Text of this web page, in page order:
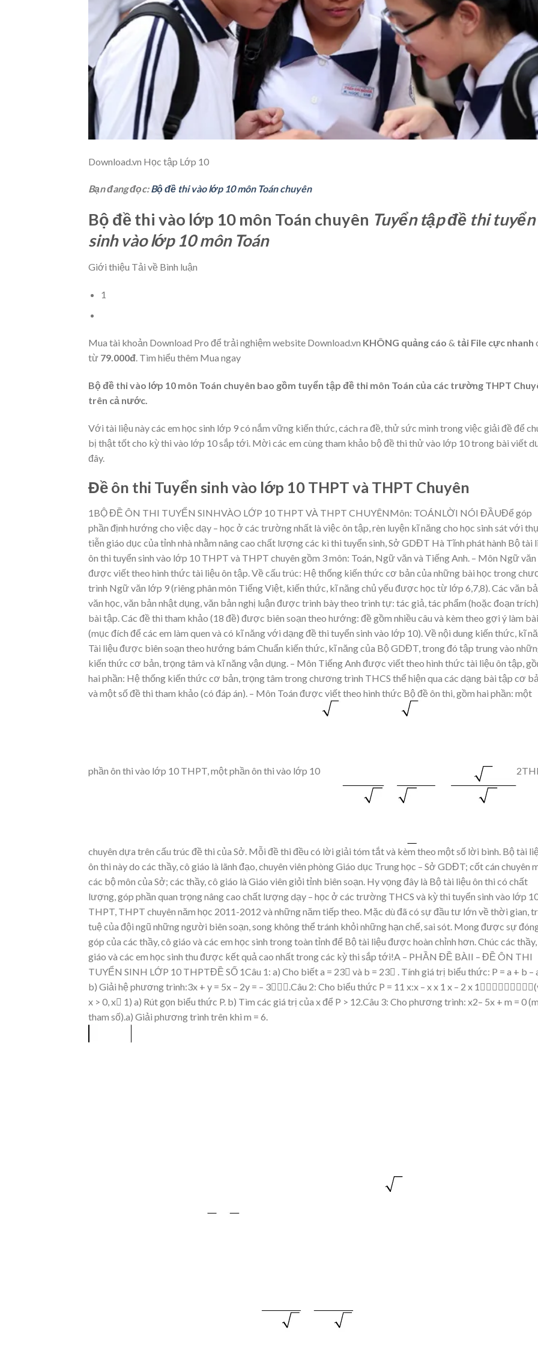
Download.vn Học tập Lớp 10
Bạn đang đọc:Bộ đề thi vào lớp 10 môn Toán chuyên
Bộ đề thi vào lớp 10 môn Toán chuyên Tuyển tập đề thi tuyển
sinh vào lớp 10 môn Toán
Giới thiệu Tải về Bình luận
1
Mua tài khoản Download Pro để trải nghiệm website Download.vn KHÔNG quảng cáo & tải File cực nhanh
từ 79.000đ. Tìm hiểu thêm Mua ngay
Bộ đề thi vào lớp 10 môn Toán chuyên bao gồm tuyển tập đề thi môn Toán của các trường THPT
trên cả nước.
Với tài liệu này các em học sinh lớp 9 có nắm vững kiến thức, cách ra đề, thử sức mình trong việc giải đề để
bị thật tốt cho kỳ thi vào lớp 10 sắp tới. Mời các em cùng tham khảo bộ đề thi thử vào lớp 10 trong bài viết
đây.
Đề ôn thi Tuyển sinh vào lớp 10 THPT và THPT Chuyên
1BỘ ĐỀ ÔN THI TUYỂN SINHVÀO LỚP 10 THPT VÀ THPT CHUYÊNMôn: TOÁNLỜI NÓI ĐẦUĐể góp
phần định hướng cho việc dạy – học ở các trường nhất là việc ôn tập, rèn luyện kĩnăng cho học sinh sát với th
tiễn giáo dục của tỉnh nhà nhằm nâng cao chất lượng các kì thi tuyển sinh,Sở GDĐT Hà Tĩnh phát hành Bộtài li
ôn thi tuyển sinh vào lớp 10 THPT và THPT chuyên gồm 3 môn: Toán, Ngữvăn và Tiếng Anh. – Môn Ngữvăn
được viết theo hình thức tài liệu ôn tập.Về cấu trúc: Hệ thống kiến thức cơ bản của những bài học trong ch
trình Ngữvăn lớp 9 (riêng phân môn Tiếng Việt, kiến thức, kĩnăng chủ yếu được học từ lớp 6,7,8). Các văn bả
văn học,văn bản nhật dụng, văn bản nghị luận được trình bày theo trình tự: tác giả, tác phẩm (hoặc đoạn
bài tập. Các đề thi tham khảo (18 đề) được biên soạn theo hướng: đề gồm nhiều câu và kèm theo gợi ý làm bài
(mục đích để các em làm quen và có kĩnăng với dạngđề thi tuyển sinh vào lớp 10).Về nội dung kiến thức, kĩnă
Tài liệu được biên soạn theo hướng bám Chuẩn kiến thức, kĩnăng của BộGDĐT, trongđó tập trung vào nhữ
kiến thức cơ bản, trọng tâm và kĩnăng vận dụng. – Môn Tiếng Anh được viết theo hình thức tài liệu ôn tập, gồ
hai phần: Hệ thống kiến thức cơ bản, trọng tâm trong chương trình THCS thể hiện qua các dạng bài tập cơ bả
và một sốđề thi tham khảo (có đáp án). – Môn Toán được viết theo hình thức Bộđề ôn thi, gồm hai phần: một
phần ôn thi vào lớp 10 THPT, một phần ôn thi vào lớp 10
chuyên dựa trên cấu trúc đề thi của Sở. Mỗi đề thi đều có lời giải tóm tắt và kèm theo một số lời bình. Bộtài liệ
ôn thi này do các thầy, cô giáo là lãnh đạo, chuyên viên phòng Giáo dục Trung học – Sở GDĐT; cốt cán chuyên
các bộmôn của Sở; các thầy, cô giáo là Giáo viên giỏi tỉnh biên soạn. Hy vọngđây là Bộtài liệu ôn thi có chất
lượng, góp phần quan trọng nâng cao chất lượng dạy – học ở các trường THCS và kỳthi tuyển sinh vào lớp
THPT, THPT chuyên năm học 2011-2012 và những năm tiếp theo. Mặc dù đã có sựđầu tư lớn về thời gian,
tuệ của đội ngũ những người biên soạn, song không thể tránh khỏi những hạn chế, sai sót. Mongđược sựđ
góp của các thầy, cô giáo và các em học sinh trong toàn tỉnh để Bộtài liệu được hoàn chỉnh hơn.Chúc các thầ
giáo và các em học sinh thu được kết quả cao nhất trong các kỳthi sắp tới!A – PHẦN ĐỀ BÀII – ĐỀ ÔN THI
TUYỂN SINH LỚP 10 THPTĐỀ SỐ 1Câu 1: a) Cho biết a = 23 và b = 23 . Tính giá trị biểu thức: P = a + b –
b) Giải hệ phương trình:3x + y = 5x – 2y = – 3.Câu 2: Cho biểu thức P = 11 x:x – xx 1 x – 2 x
x > 0, x 1) a) Rút gọn biểu thức P. b) Tìm các giá trị của x để P > 12.Câu 3: Cho phương trình: x2– 5x + m = 0
tham số).a) Giải phương trình trên khi m = 6.